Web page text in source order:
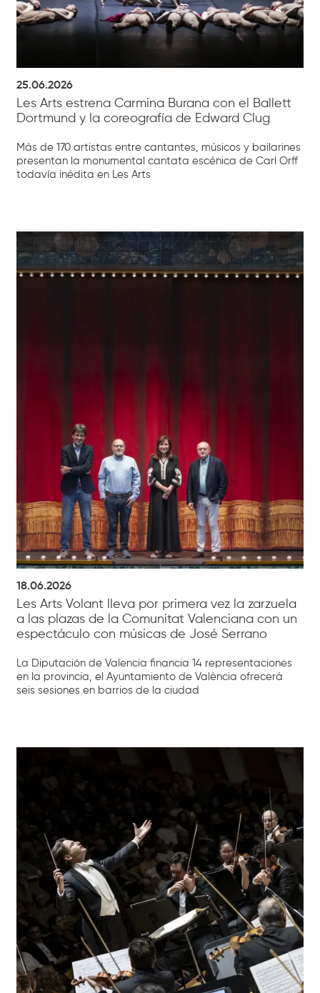
25.06.2026
Les Arts estrena Carmina Burana con el Ballett
Dortmund y la coreografía de Edward Clug
Más de 170 artistas entre cantantes, músicos y bailarines
presentan la monumental cantata escénica de Carl Orff
todavía inédita en Les Arts
18.06.2026
Les Arts Volant lleva por primera vez la zarzuela
a las plazas de la Comunitat Valenciana con un
espectáculo con músicas de José Serrano
La Diputación de Valencia financia 14 representaciones
en la provincia, el Ayuntamiento de València ofrecerá
seis sesiones en barrios de la ciudad